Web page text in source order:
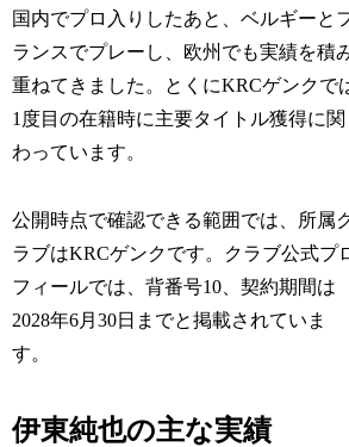
国内でプロ入りしたあと、ベルギーと
ランスでプレーし、欧州でも実績を積
重ねてきました。とくにKRCゲンクで
1度目の在籍時に主要タイトル獲得に関
わっています。
公開時点で確認できる範囲では、所属
ラブはKRCゲンクです。クラブ公式プ
フィールでは、背番号10、契約期間は
2028年6月30日までと掲載されていま
す。
伊東純也の主な実績